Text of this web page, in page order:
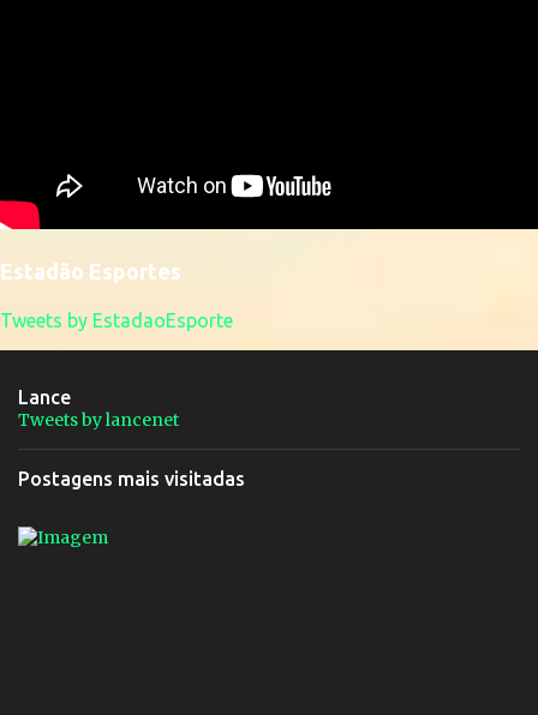
Estadão Esportes
Tweets by EstadaoEsporte
Lance
Tweets by lancenet
Postagens mais visitadas